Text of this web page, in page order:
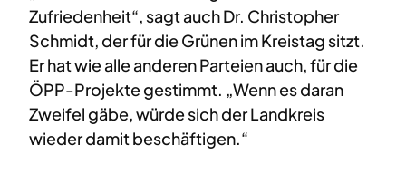
Zufriedenheit“, sagt auch Dr. Christopher
Schmidt, der für die Grünen im Kreistag sitzt.
Er hat wie alle anderen Parteien auch, für die
ÖPP-Projekte gestimmt. „Wenn es daran
Zweifel gäbe, würde sich der Landkreis
wieder damit beschäftigen.“